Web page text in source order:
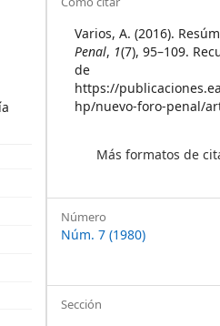
Details
Varios, A. (2016).
Penal, 1(7), 95–109.
de
https://
hp/nuevo-foro-penal/
Más formatos de
Número
Núm. 7 (1980)
Sección